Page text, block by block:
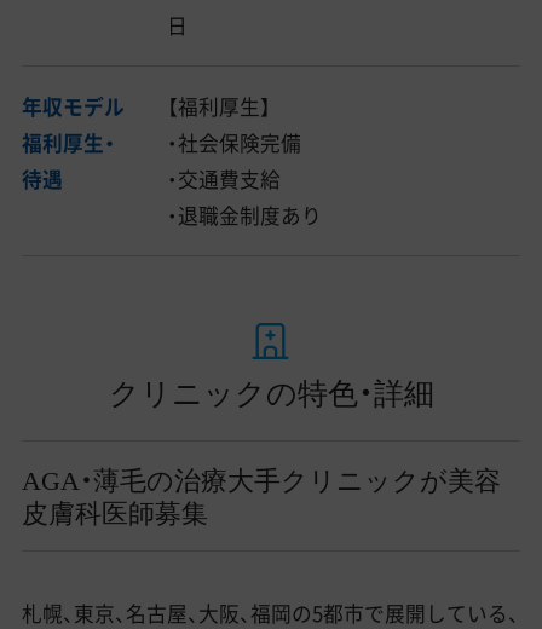
日
年収モデル
福利厚生・
待遇
【福利厚生】
・社会保険完備
・交通費支給
・退職金制度あり
クリニックの特色・詳細
AGA・薄毛の治療大手クリニックが美容
皮膚科医師募集
札幌、東京、名古屋、大阪、福岡の5都市で展開している、